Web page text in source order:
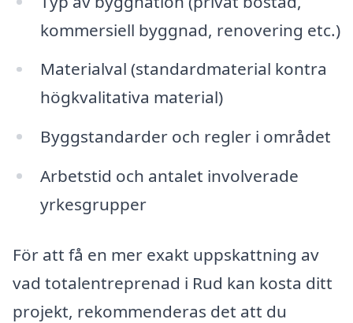
kommersiell byggnad, renovering etc.)
Materialval (standardmaterial kontra
högkvalitativa material)
Byggstandarder och regler i området
Arbetstid och antalet involverade
yrkesgrupper
För att få en mer exakt uppskattning av
vad totalentreprenad i Rud kan kosta ditt
projekt, rekommenderas det att du